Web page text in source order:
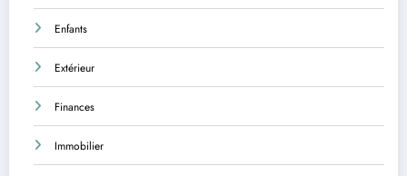
Enfants
Extérieur
Finances
Immobilier